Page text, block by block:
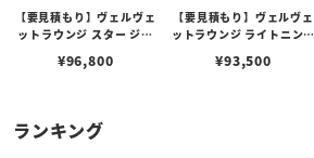
【要見積もり】ヴェルヴェ
ットラウンジ スター ジュ
ダイヤモンド
¥96,800
【要見積もり】ヴェルヴェ
ットラウンジ ライトニング
ヤモンド
¥93,500
ランキング